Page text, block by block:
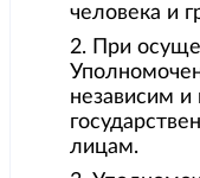
человека и
2. При
независим и
лицам.